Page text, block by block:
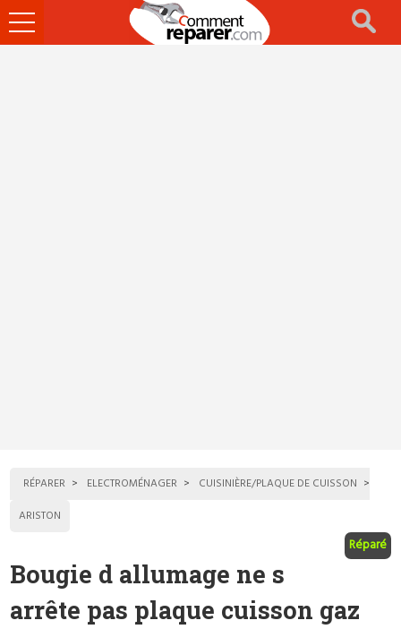
Ouvrir
le
RÉPARER ELECTROMÉNAGER
CUISINIÈRE/PLAQUE DE CUISSON
ARISTON
Réparé
Bougie d allumage ne s
arrête pas plaque cuisson gaz